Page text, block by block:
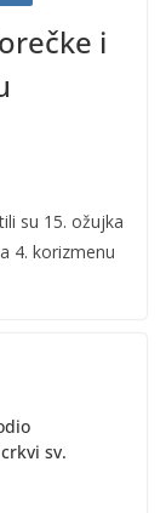
i
su 15. ožujka
4. korizmenu
sv.